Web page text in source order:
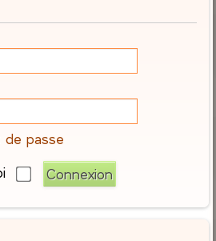
de passe